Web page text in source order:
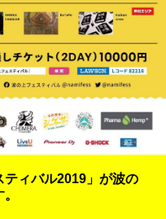
ィバル2019」が波の